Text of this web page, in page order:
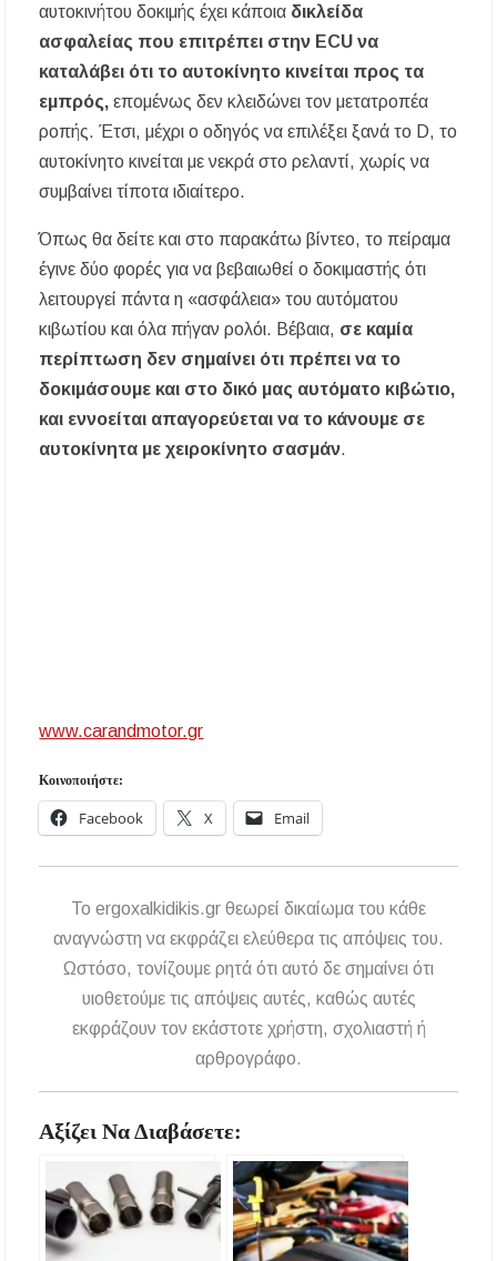
αυτοκινήτου δοκιμής έχει κάποια δικλείδα
ασφαλείας που επιτρέπει στην ECU να
καταλάβει ότι το αυτοκίνητο κινείται προς τα
εμπρός, επομένως δεν κλειδώνει τον μετατροπέα
ροπής. Έτσι, μέχρι ο οδηγός να επιλέξει ξανά το D, το
αυτοκίνητο κινείται με νεκρά στο ρελαντί, χωρίς να
συμβαίνει τίποτα ιδιαίτερο.
Όπως θα δείτε και στο παρακάτω βίντεο, το πείραμα
έγινε δύο φορές για να βεβαιωθεί ο δοκιμαστής ότι
λειτουργεί πάντα η «ασφάλεια» του αυτόματου
κιβωτίου και όλα πήγαν ρολόι. Βέβαια, σε καμία
περίπτωση δεν σημαίνει ότι πρέπει να το
δοκιμάσουμε και στο δικό μας αυτόματο κιβώτιο,
και εννοείται απαγορεύεται να το κάνουμε σε
αυτοκίνητα με χειροκίνητο σασμάν.
www.carandmotor.gr
Κοινοποιήστε:
Facebook X Email
To ergoxalkidikis.gr θεωρεί δικαίωμα του κάθε
αναγνώστη να εκφράζει ελεύθερα τις απόψεις του.
Ωστόσο, τονίζουμε ρητά ότι αυτό δε σημαίνει ότι
υιοθετούμε τις απόψεις αυτές, καθώς αυτές
εκφράζουν τον εκάστοτε χρήστη, σχολιαστή ή
αρθρογράφο.
Αξίζει Να Διαβάσετε: